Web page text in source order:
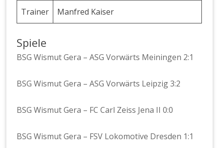
Trainer Manfred Kaiser
Spiele
BSG Wismut Gera – ASG Vorwärts Meiningen 2:1
BSG Wismut Gera – ASG Vorwärts Leipzig 3:2
BSG Wismut Gera – FC Carl Zeiss Jena II 0:0
BSG Wismut Gera – FSV Lokomotive Dresden 1:1